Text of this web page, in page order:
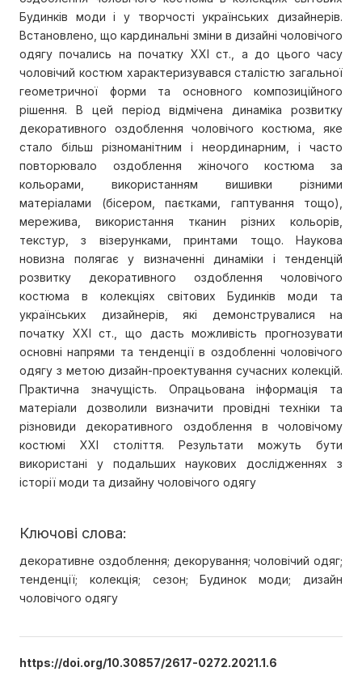
Будинків моди і у творчості українських дизайнерів.
Встановлено, що кардинальні зміни в дизайні чоловічого
одягу почались на початку ХХІ ст., а до цього часу
чоловічий костюм характеризувався сталістю загальної
геометричної форми та основного композиційного
рішення. В цей період відмічена динаміка розвитку
декоративного оздоблення чоловічого костюма, яке
стало більш різноманітним і неординарним, і часто
повторювало оздоблення жіночого костюма за
кольорами, використанням вишивки різними
матеріалами (бісером, паєтками, гаптування тощо),
мережива, використання тканин різних кольорів,
текстур, з візерунками, принтами тощо. Наукова
новизна полягає у визначенні динаміки і тенденцій
розвитку декоративного оздоблення чоловічого
костюма в колекціях світових Будинків моди та
українських дизайнерів, які демонструвалися на
початку ХХІ ст., що дасть можливість прогнозувати
основні напрями та тенденції в оздобленні чоловічого
одягу з метою дизайн-проектування сучасних колекцій.
Практична значущість. Опрацьована інформація та
матеріали дозволили визначити провідні техніки та
різновиди декоративного оздоблення в чоловічому
костюмі ХХІ століття. Результати можуть бути
використані у подальших наукових дослідженнях з
історії моди та дизайну чоловічого одягу
Ключові слова:
декоративне оздоблення; декорування; чоловічий одяг;
тенденції; колекція; сезон; Будинок моди; дизайн
чоловічого одягу
https://doi.org/10.30857/2617-0272.2021.1.6